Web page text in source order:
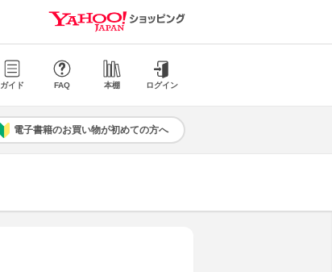
ガイド FAQ 本棚 ログイン
電子書籍のお買い物が初めての方へ